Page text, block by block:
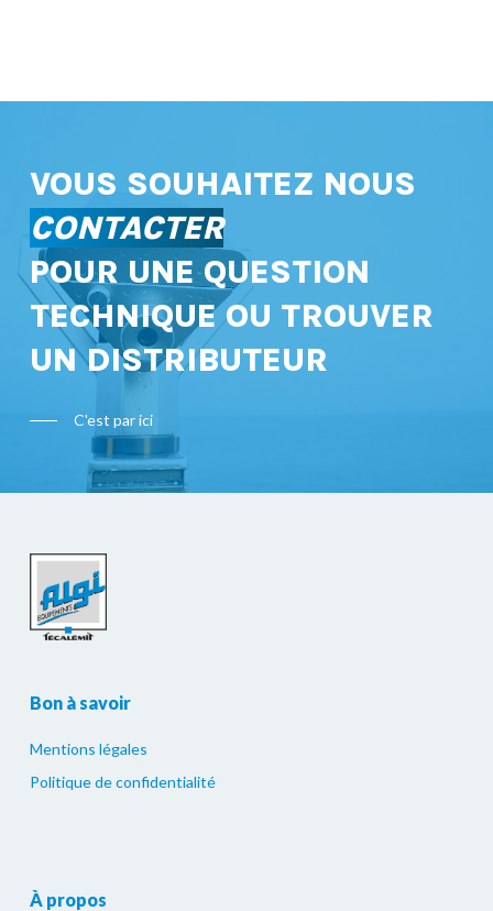
VOUS SOUHAITEZ NOUS
CONTACTER
POUR UNE QUESTION
TECHNIQUE OU TROUVER
UN DISTRIBUTEUR
C'est par ici
Bon à savoir
Mentions légales
Politique de confidentialité
À propos